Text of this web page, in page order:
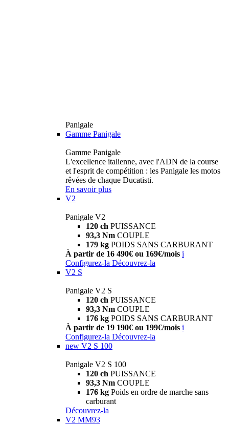
Panigale
Gamme Panigale
Gamme Panigale
L'excellence italienne, avec l'ADN de la course
et l'esprit de compétition : les Panigale les motos
rêvées de chaque Ducatisti.
En savoir plus
V2
Panigale V2
120 ch PUISSANCE
93,3 Nm COUPLE
179 kg POIDS SANS CARBURANT
À partir de 16 490€ ou 169€/mois i
Configurez-la Découvrez-la
V2 S
Panigale V2 S
120 ch PUISSANCE
93,3 Nm COUPLE
176 kg POIDS SANS CARBURANT
À partir de 19 190€ ou 199€/mois i
Configurez-la Découvrez-la
new V2 S 100
Panigale V2 S 100
120 ch PUISSANCE
93,3 Nm COUPLE
176 kg Poids en ordre de marche sans
carburant
Découvrez-la
V2 MM93